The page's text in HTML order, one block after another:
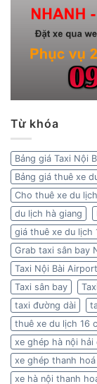
Từ khóa
Bảng giá Taxi Nội
Bảng giá thuê xe
Cho thuê xe du lịch
du lịch hà giang
giá thuê xe du lịch
Grab taxi sân bay
Taxi Nội Bài Airport
Taxi sân bay
taxi đường dài
thuê xe du lịch 16
xe ghép hà nội hải
xe ghép thanh hoá
xe hà nội thanh